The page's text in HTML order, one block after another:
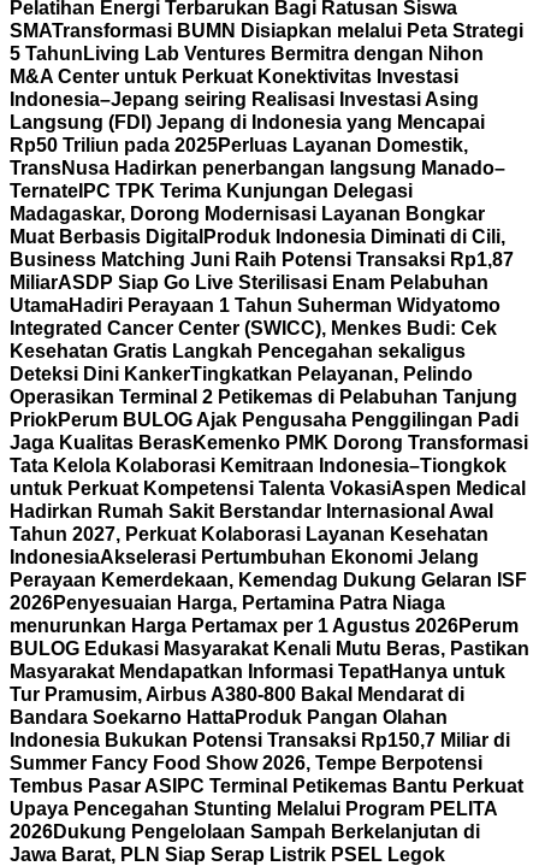
Pelatihan Energi Terbarukan Bagi Ratusan Siswa
SMATransformasi BUMN Disiapkan melalui Peta Strategi
5 Tahun Living Lab Ventures Bermitra dengan Nihon
M&A Center untuk Perkuat Konektivitas Investasi
Indonesia–Jepang seiring Realisasi Investasi Asing
Langsung (FDI) Jepang di Indonesia yang Mencapai
Rp50 Triliun pada 2025Perluas Layanan Domestik,
TransNusa Hadirkan penerbangan langsung Manado–
Ternate IPC TPK Terima Kunjungan Delegasi
Madagaskar, Dorong Modernisasi Layanan Bongkar
Muat Berbasis Digital Produk Indonesia Diminati di Cili,
Business Matching Juni Raih Potensi Transaksi Rp1,87
MiliarASDP Siap Go Live Sterilisasi Enam Pelabuhan
UtamaHadiri Perayaan 1 Tahun Suherman Widyatomo
Integrated Cancer Center (SWICC), Menkes Budi: Cek
Kesehatan Gratis Langkah Pencegahan sekaligus
Deteksi Dini KankerTingkatkan Pelayanan, Pelindo
Operasikan Terminal 2 Petikemas di Pelabuhan Tanjung
PriokPerum BULOG Ajak Pengusaha Penggilingan Padi
Jaga Kualitas BerasKemenko PMK Dorong Transformasi
Tata Kelola Kolaborasi Kemitraan Indonesia–Tiongkok
untuk Perkuat Kompetensi Talenta VokasiAspen Medical
Hadirkan Rumah Sakit Berstandar Internasional Awal
Tahun 2027, Perkuat Kolaborasi Layanan Kesehatan
IndonesiaAkselerasi Pertumbuhan Ekonomi Jelang
Perayaan Kemerdekaan, Kemendag Dukung Gelaran ISF
2026Penyesuaian Harga, Pertamina Patra Niaga
menurunkan Harga Pertamax per 1 Agustus 2026Perum
BULOG Edukasi Masyarakat Kenali Mutu Beras, Pastikan
Masyarakat Mendapatkan Informasi TepatHanya untuk
Tur Pramusim, Airbus A380-800 Bakal Mendarat di
Bandara Soekarno HattaProduk Pangan Olahan
Indonesia Bukukan Potensi Transaksi Rp150,7 Miliar di
Summer Fancy Food Show 2026, Tempe Berpotensi
Tembus Pasar AS IPC Terminal Petikemas Bantu Perkuat
Upaya Pencegahan Stunting Melalui Program PELITA
2026Dukung Pengelolaan Sampah Berkelanjutan di
Jawa Barat, PLN Siap Serap Listrik PSEL Legok